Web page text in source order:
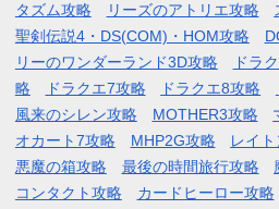
タズム攻略
リーズのアトリエ攻略
聖剣伝説4・DS(COM)・HOM攻略
リーのワンダーランド3D攻略
ドラ
略
ドラクエ7攻略 ドラクエ8攻略
風来のシレン攻略
MOTHER3攻略
オカート7攻略
MHP2G攻略
レイ
悪魔の箱攻略
最後の時間旅行攻略
コンタクト攻略
カードヒーロー攻略